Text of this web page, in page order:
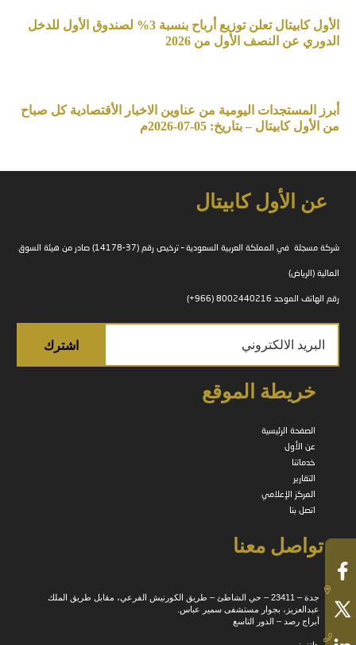
الأول كابيتال تعلن توزيع أرباح بنسبة 3% لصندوق الأول للدخل
الدوري عن النصف الأول من 2026
أبرز المستجدات اليومية من عناوين الاخبار الأقتصادية كل صباح
من الأول كابيتال – بتاريخ: 05-07-2026م
عن الأول كابيتال
شركة مسجلة في المملكة العربية السعودية – ترخيص رقم (37-14178) صادر من هيئة السوق
المالية (الرياض)
رقم الهاتف الموحد 8002440216 (966+)
خريطة الموقع
الصفحة الرئيسية
عن الأول
خدماتنا
التقارير
المركز الإعلامي
اتصل بنا
تواصل معنا
جدة – 23411 – حي الشاطئ – طريق الكورنيش الفرعي، مقابل طريق الملك
عبدالعزيز، بجوار مستشفى سمير عباس.
أبراج رصد – الدور التاسع